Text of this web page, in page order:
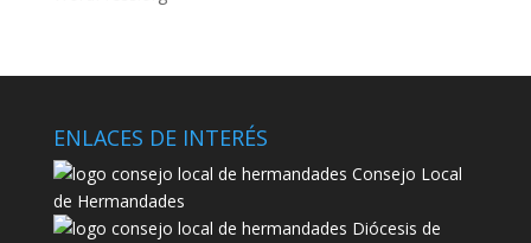
ENLACES DE INTERÉS
Consejo Local
de Hermandades
Diócesis de